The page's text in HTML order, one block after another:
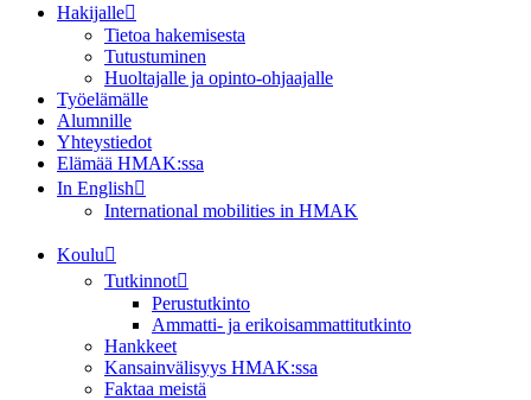
Hakijalle
Tietoa hakemisesta
Tutustuminen
Huoltajalle ja opinto-ohjaajalle
Työelämälle
Alumnille
Yhteystiedot
Elämää HMAK:ssa
In English
International mobilities in HMAK
Koulu
Tutkinnot
Perustutkinto
Ammatti- ja erikoisammattitutkinto
Hankkeet
Kansainvälisyys HMAK:ssa
Faktaa meistä